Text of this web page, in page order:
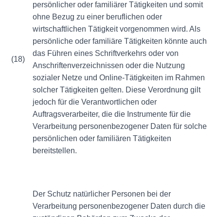
(18)
persönlicher oder familiärer Tätigkeiten und somit
ohne Bezug zu einer beruflichen oder
wirtschaftlichen Tätigkeit vorgenommen wird. Als
persönliche oder familiäre Tätigkeiten könnte auch
das Führen eines Schriftverkehrs oder von
Anschriftenverzeichnissen oder die Nutzung
sozialer Netze und Online-Tätigkeiten im Rahmen
solcher Tätigkeiten gelten. Diese Verordnung gilt
jedoch für die Verantwortlichen oder
Auftragsverarbeiter, die die Instrumente für die
Verarbeitung personenbezogener Daten für solche
persönlichen oder familiären Tätigkeiten
bereitstellen.
Der Schutz natürlicher Personen bei der
Verarbeitung personenbezogener Daten durch die